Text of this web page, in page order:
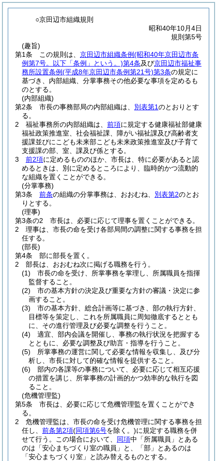
○京田辺市組織規則
昭和40年10月4日
規則第5号
(趣旨)
第1条
この規則は、 京田辺市組織条例(昭和40年京田辺市条
例第7号。以下「条例」という。)第4条及び京田辺市福祉事
務所設置条例(平成8年京田辺市条例第21号)第3条の規定に
基づき、内部組織、分掌事務その他必要な事項を定めるも
のとする。
(内部組織)
第2条
市長の事務部局の内部組織は、 別表第1のとおりとす
る。
2
福祉事務所の内部組織は、 前項に規定する健康福祉部健康
福祉政策推進室、社会福祉課、障がい福祉課及び高齢者支
援課並びにこども未来部こども未来政策推進室及び子育て
支援課の部、室、課及び係とする。
3
前2項に定めるもののほか、市長は、特に必要があると認
めるときは、別に定めるところにより、臨時的かつ流動的
な組織を置くことができる。
(分掌事務)
第3条
前条の組織の分掌事務は、おおむね、 別表第2のとお
りとする。
(理事)
第3条の2
市長は、必要に応じて理事を置くことができる。
2
理事は、市長の命を受け各部局間の調整に関する事務を担
任する。
(部長)
第4条
部に部長を置く。
2
部長は、おおむね次に掲げる職務を行う。
(1)
市長の命を受け、所掌事務を掌理し、所属職員を指揮
監督すること。
(2)
市の基本方針の決定及び重要な方針の審議・決定に参
画すること。
(3)
市の基本方針、総合計画等に基づき、部の執行方針、
目標等を策定し、これを所属職員に周知徹底するととも
に、その進行管理及び必要な調整を行うこと。
(4)
適宜、部内会議を開催し、事務の執行状況を把握する
とともに、必要な調整及び助言・指導を行うこと。
(5)
所掌事務の運営に関して必要な情報を収集し、及び分
析し、市長に対して的確な情報を提供すること。
(6)
部内の各課等の事務について、必要に応じて相互応援
の措置を講じ、所掌事務の計画的かつ効率的な執行を図
ること。
(危機管理監)
第5条
市長は、必要に応じて危機管理監を置くことができ
る。
2
危機管理監は、市長の命を受け危機管理に関する事務を担
任し、 前条第2項(同項第6号を除く。)に規定する職務を併
せて行う。
この場合において、 同項中「所属職員」とある
のは「安心まちづくり室の職員」と、「部」とあるのは
「安心まちづくり室」と読み替えるものとする。